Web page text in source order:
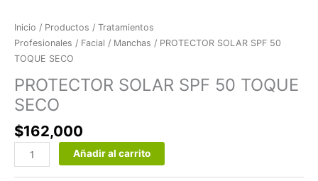
Inicio / Productos / Tratamientos
Profesionales / Facial / Manchas / PROTECTOR SOLAR SPF 50
TOQUE SECO
PROTECTOR SOLAR SPF 50 TOQUE
SECO
$162,000
Añadir al carrito